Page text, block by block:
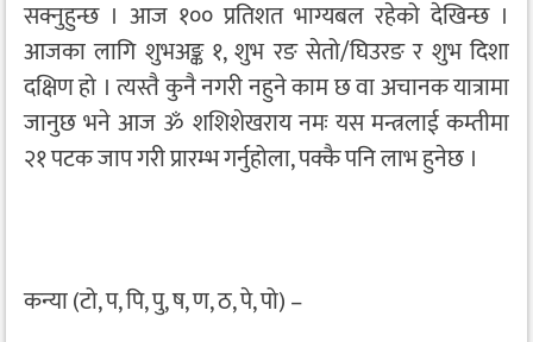
सक्नुहुन्छ । आज १०० प्रतिशत भाग्यबल रहेको देखिन्छ ।
आजका लागि शुभअङ्क १, शुभ रङ सेतो/घिउरङ र शुभ दिशा
दक्षिण हो । त्यस्तै कुनै नगरी नहुने काम छ वा अचानक यात्रामा
जानुछ भने आज ॐ शशिशेखराय नमः यस मन्त्रलाई कम्तीमा
२१ पटक जाप गरी प्रारम्भ गर्नुहोला, पक्कै पनि लाभ हुनेछ ।
कन्या (टो, प, पि, पु, ष, ण, ठ, पे, पो) –